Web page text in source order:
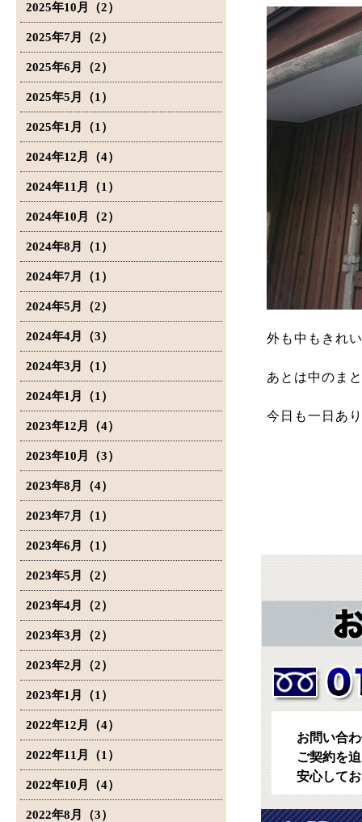
2025年10月（2）
2025年7月（2）
2025年6月（2）
2025年5月（1）
2025年1月（1）
2024年12月（4）
2024年11月（1）
2024年10月（2）
2024年8月（1）
2024年7月（1）
2024年5月（2）
2024年4月（3）
2024年3月（1）
2024年1月（1）
2023年12月（4）
2023年10月（3）
2023年8月（4）
2023年7月（1）
2023年6月（1）
2023年5月（2）
2023年4月（2）
2023年3月（2）
2023年2月（2）
2023年1月（1）
2022年12月（4）
2022年11月（1）
2022年10月（4）
2022年8月（3）
外も中もきれ
あとは中のま
今日も一日あ
お問い合
ご契約を
安心して